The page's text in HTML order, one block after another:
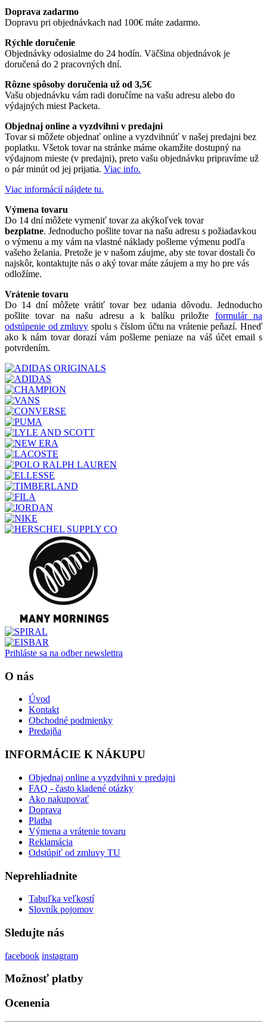
Doprava zadarmo
Dopravu pri objednávkach nad 100€ máte zadarmo.
Rýchle doručenie
Objednávky odosialme do 24 hodín. Väčšina objednávok je
doručená do 2 pracovných dní.
Rôzne spôsoby doručenia už od 3,5€
Vašu objednávku vám radi doručíme na vašu adresu alebo do
výdajných miest Packeta.
Objednaj online a vyzdvihni v predajni
Tovar si môžete objednať online a vyzdvihnúť v našej predajni bez
poplatku. Všetok tovar na stránke máme okamžite dostupný na
výdajnom mieste (v predajni), preto vašu objednávku pripravíme už
o pár minút od jej prijatia. Viac info.
Viac informácií nájdete tu.
Výmena tovaru
Do 14 dní môžete vymeniť tovar za akýkoľvek tovar
bezplatne. Jednoducho pošlite tovar na našu adresu s požiadavkou
o výmenu a my vám na vlastné náklady pošleme výmenu podľa
vašeho želania. Pretože je v našom záujme, aby ste tovar dostali čo
najskôr, kontaktujte nás o aký tovar máte záujem a my ho pre vás
odložíme.
Vrátenie tovaru
Do 14 dní môžete vrátiť tovar bez udania dôvodu. Jednoducho
pošlite tovar na našu adresu a k balíku priložte formulár na
odstúpenie od zmluvy spolu s číslom účtu na vrátenie peňazí. Hneď
ako k nám tovar dorazí vám pošleme peniaze na váš účet email s
potvrdením.
Prihláste sa na odber newslettra
O nás
Úvod
Kontakt
Obchodné podmienky
Predajňa
INFORMÁCIE K NÁKUPU
Objednaj online a vyzdvihni v predajni
FAQ - často kladené otázky
Ako nakupovať
Doprava
Platba
Výmena a vrátenie tovaru
Reklamácia
Odstúpiť od zmluvy TU
Neprehliadnite
Tabuľka veľkostí
Slovník pojomov
Sledujte nás
facebook instagram
Možnosť platby
Ocenenia